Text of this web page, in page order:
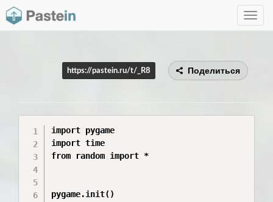
Toggle
https://pastein.ru/t/_R8 Поделиться
import pygame
import time
from random import *
pygame.init()